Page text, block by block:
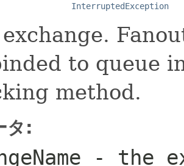
InterruptedException
to queue
method.
タ:
- the